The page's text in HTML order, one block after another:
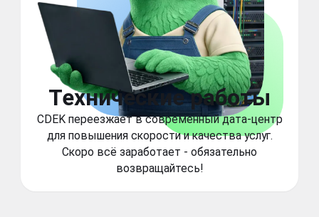
Технические работы
CDEK переезжает в современный дата-центр
для повышения скорости и качества услуг.
Скоро всё заработает - обязательно
возвращайтесь!